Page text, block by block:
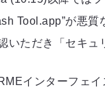
Tool.app”が悪
いただき「セキュ
インターフェ